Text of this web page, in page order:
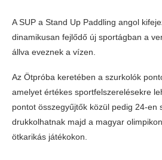
A SUP a Stand Up Paddling angol
dinamikusan fejlődő új sportágban a
állva eveznek a vízen.
Az Ötpróba keretében a szurkolók
amelyet értékes sportfelszerelésekre
pontot összegyűjtők közül pedig 24-en
drukkolhatnak majd a magyar
ötkarikás játékokon.